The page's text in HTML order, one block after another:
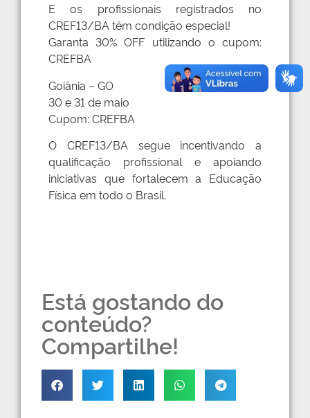
E os profissionais registrados no
CREF13/BA têm condição especial!
Garanta 30% OFF utilizando o cupom:
CREFBA
Goiânia – GO
30 e 31 de maio
Cupom: CREFBA
O CREF13/BA segue incentivando a
qualificação profissional e apoiando
iniciativas que fortalecem a Educação
Física em todo o Brasil.
Está gostando do
conteúdo?
Compartilhe!